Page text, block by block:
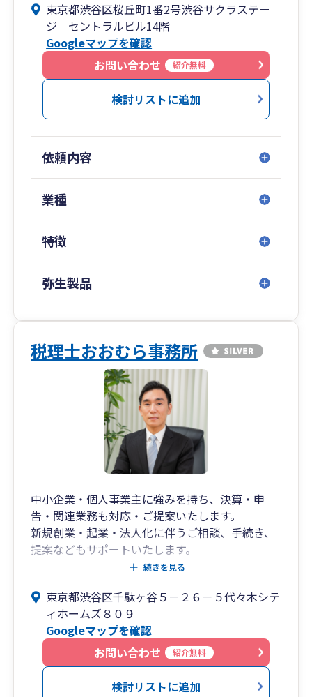
れておりますので、企業経営の相談にトータルで
対応できる体制をとっております
◆月次巡回監査・月次報告書
KMCパートナーズでは月次巡回監査体制を強化し
ており、定期的な訪問により、会計資料・会計記
録の真実性・網羅性・継続性を確かめ、的確な指
導を行っております。
す。
◆経営計画
経営者の方に不可欠な、経営理念や成長発展のた
また、定期的に金融機関の融資担当者を招き、融
資相談会を行っておりますので、資金繰りの改善
につながる返済計画、借入計画など資金計画のご
おいて経営改善・事業推進・医療経営等のコンサ
ルティングに注力していますので、専門的なアド
バイスが可能です。
東京都渋谷区桜丘町1番2号渋谷サクラステー
ジ セントラルビル14階
Googleマップを確認
お問い合わせ
紹介無料
検討リストに追加
依頼内容
業種
特徴
弥生製品
税理士おおむら事務所
中小企業・個人事業主に強みを持ち、決算・申
告・関連業務も対応・ご提案いたします。
新規創業・起業・法人化に伴うご相談、手続き、
提案などもサポートいたします。
DXを推進し、経理業務のスリム化や省力化などに
簿記の知識がなくても、帳簿作成・申告可能で
す。
続きを見る
東京都渋谷区千駄ヶ谷５－２６－５代々木シテ
ィホームズ８０９
Googleマップを確認
お問い合わせ
紹介無料
検討リストに追加